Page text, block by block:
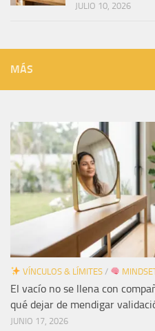
JULIO 10, 2026
MÁS
VÍNCULOS & LÍMITES/
El vacío no se llena con
qué dejar de mendigar
JUNIO 17, 2026